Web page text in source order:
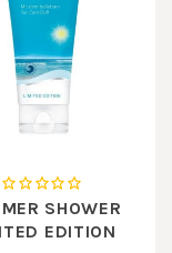
SHOWER
EDITION